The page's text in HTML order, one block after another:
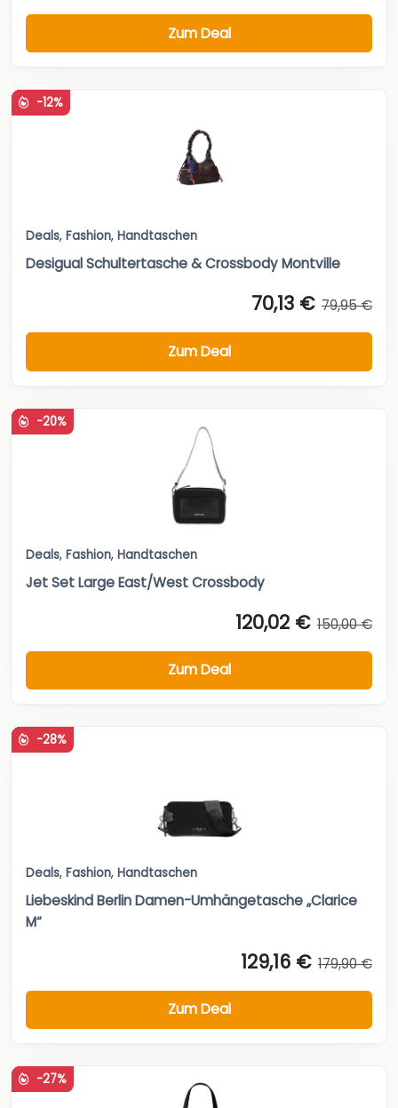
Zum Deal
-12%
Deals, Fashion, Handtaschen
Desigual Schultertasche & Crossbody Montville
70,13 € 79,95 €
Zum Deal
-20%
Deals, Fashion, Handtaschen
Jet Set Large East/West Crossbody
120,02 € 150,00 €
Zum Deal
-28%
Deals, Fashion, Handtaschen
Liebeskind Berlin Damen-Umhängetasche „Clarice
M“
129,16 € 179,90 €
Zum Deal
-27%